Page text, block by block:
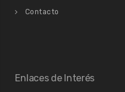
Contacto
Enlaces de Interés